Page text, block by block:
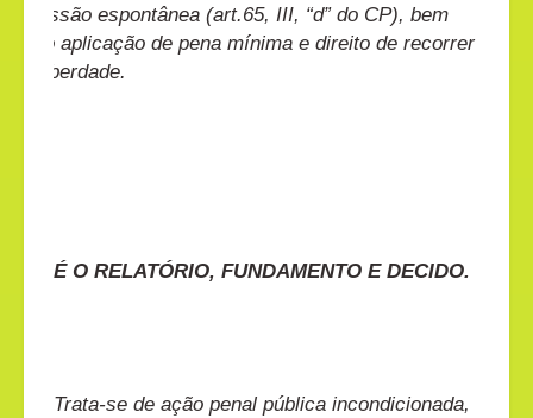
confissão espontânea (art.65, III, “d” do CP), bem
como aplicação de pena mínima e direito de recorrer
em liberdade.
É O RELATÓRIO, FUNDAMENTO E DECIDO.
Trata-se de ação penal pública incondicionada,